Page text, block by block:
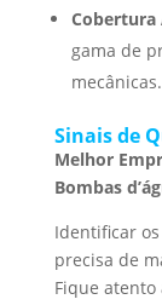
Cobertura
gama de
mecânicas.
Sinais de
Melhor
Bombas
Identificar
precisa de
Fique atento